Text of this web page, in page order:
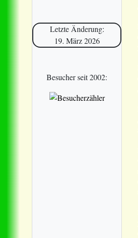
Letzte Änderung:
19. März 2026
Besucher seit 2002: